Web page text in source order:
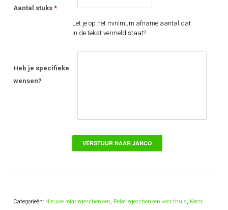
Aantal stuks *
Let je op het minimum afname aantal dat
in de tekst vermeld staat?
Heb je specifieke
wensen?
Categorieën: Nieuwe relatiegeschenken Relatiegeschenken voor thuis
Kerst